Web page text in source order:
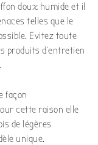
doux humide et il
telles que le
Evitez toute
produits d’entretien
façon
cette raison elle
de légères
unique.